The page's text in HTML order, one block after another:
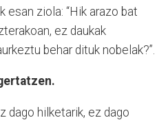
esan ziola: “Hik arazo bat
ez daukak
behar dituk nobelak?”.
dago hilketarik, ez dago